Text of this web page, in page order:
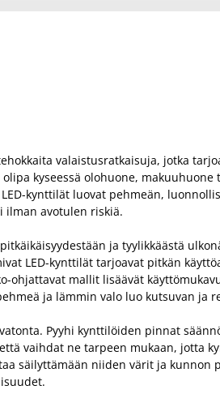
valaistusratkaisuja, jotka
kyseessä olohuone,
kynttilät luovat pehmeän,
ilman avotulen riskiä.
ja tyylikkäästä
LED-kynttilät tarjoavat pitkän
ohjattavat mallit lisäävät
ja lämmin valo luo kutsuvan
Pyyhi kynttilöiden pinnat
vaihdat ne tarpeen mukaan, jotta
säilyttämään niiden värit ja